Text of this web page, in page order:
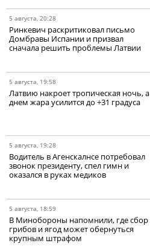
5 августа, 20:28
Ринкевич раскритиковал письмо
Домбравы Испании и призвал
сначала решить проблемы Латвии
5 августа, 19:58
Латвию накроет тропическая ночь, а
днем жара усилится до +31 градуса
5 августа, 19:28
Водитель в Агенскалнсе потребовал
звонок президенту, спел гимн и
оказался в руках медиков
5 августа, 18:59
В Минобороны напомнили, где сбор
грибов и ягод может обернуться
крупным штрафом